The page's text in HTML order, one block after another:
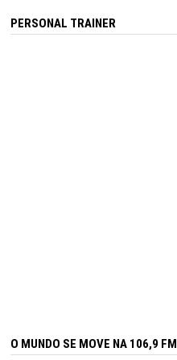
PERSONAL TRAINER
O MUNDO SE MOVE NA 106,9 FM